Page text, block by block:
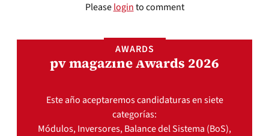
Pleaseloginto comment
AWARDS
pv magazine Awards 2026
Este año aceptaremos candidaturas en siete
categorías:
Módulos, Inversores, Balance del Sistema (BoS),